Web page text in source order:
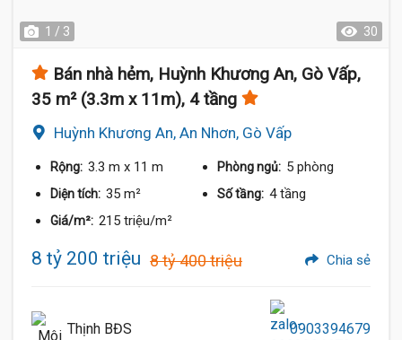
1 / 3 30
Bán nhà hẻm, Huỳnh Khương An, Gò Vấp,
35 m² (3.3m x 11m), 4 tầng
Huỳnh Khương An, An Nhơn, Gò Vấp
Rộng: 3.3 m x 11 m Phòng ngủ: 5 phòng
Diện tích: 35 m² Số tầng: 4 tầng
Giá/m²: 215 triệu/m²
8 tỷ 200 triệu 8 tỷ 400 triệu Chia sẻ
Thịnh BĐS 0903394679